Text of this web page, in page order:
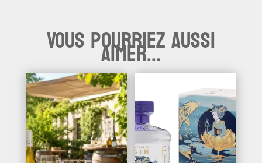
Vous pourriez aussi
aimer...